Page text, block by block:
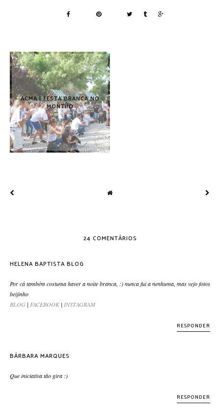
ACMA | FESTA BRANCA NO
MONTIJO
24 COMENTÁRIOS
HELENA BAPTISTA BLOG
Por cá também costuma haver a noite branca, :) nunca fui a nenhuma, mas vejo fotos
beijinho
BLOG | FACEBOOK| INSTAGRAM
RESPONDER
BÁRBARA MARQUES
Que iniciativa tão gira :)
RESPONDER